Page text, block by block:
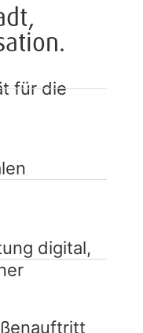
für die
digital,